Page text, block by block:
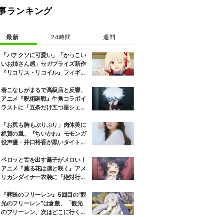
ランキング
最新 24時間 週間
「バチクソに可愛い」「かっこい
いお姉さん感」セガプライズ新作
『リコリス・リコイル』フィギュ
着こなしがまるで高級店と反響、
アニメ『呪術廻戦』牛角コラボイ
ラストに「五条だけ五つ星シェ
「お尻も胸もぷりぷり」肉体美に
絶賛の嵐、『ちいかわ』モモンガ
役声優・井口裕香が黒いタイトウ
ペロッと舌を出す薫子がメロい！
アニメ『薫る花は凛と咲く』アメ
リカンダイナー衣装に「絶対行き
『葬送のフリーレン』5回目の“観
光のフリーレン”は倉敷、「観光
のフリーレン、次はどこに行くの